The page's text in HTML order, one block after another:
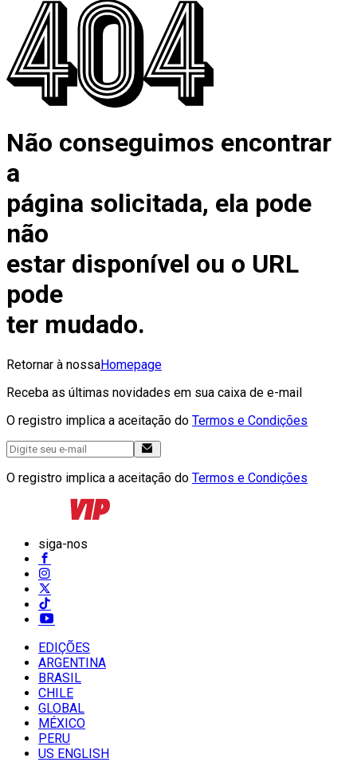
Não conseguimos encontrar
a
página solicitada, ela pode
não
estar disponível ou o URL
pode
ter mudado.
Retornar à nossaHomepage
Receba as últimas novidades em sua caixa de e-mail
O registro implica a aceitação do Termos e Condições
O registro implica a aceitação do Termos e Condições
siga-nos
EDIÇÕES
ARGENTINA
BRASIL
CHILE
GLOBAL
MÉXICO
PERU
US ENGLISH